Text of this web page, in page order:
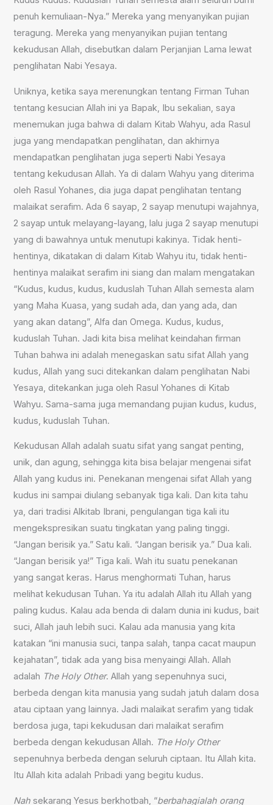
penuh kemuliaan-Nya.” Mereka yang menyanyikan pujian
teragung. Mereka yang menyanyikan pujian tentang
kekudusan Allah, disebutkan dalam Perjanjian Lama lewat
penglihatan Nabi Yesaya.
Uniknya, ketika saya merenungkan tentang Firman Tuhan
tentang kesucian Allah ini ya Bapak, Ibu sekalian, saya
menemukan juga bahwa di dalam Kitab Wahyu, ada Rasul
juga yang mendapatkan penglihatan, dan akhirnya
mendapatkan penglihatan juga seperti Nabi Yesaya
tentang kekudusan Allah. Ya di dalam Wahyu yang diterima
oleh Rasul Yohanes, dia juga dapat penglihatan tentang
malaikat serafim. Ada 6 sayap, 2 sayap menutupi wajahnya,
2 sayap untuk melayang-layang, lalu juga 2 sayap menutupi
yang di bawahnya untuk menutupi kakinya. Tidak henti-
hentinya, dikatakan di dalam Kitab Wahyu itu, tidak henti-
hentinya malaikat serafim ini siang dan malam mengatakan
“Kudus, kudus, kudus, kuduslah Tuhan Allah semesta alam
yang Maha Kuasa, yang sudah ada, dan yang ada, dan
yang akan datang”, Alfa dan Omega. Kudus, kudus,
kuduslah Tuhan. Jadi kita bisa melihat keindahan firman
Tuhan bahwa ini adalah menegaskan satu sifat Allah yang
kudus, Allah yang suci ditekankan dalam penglihatan Nabi
Yesaya, ditekankan juga oleh Rasul Yohanes di Kitab
Wahyu. Sama-sama juga memandang pujian kudus, kudus,
kudus, kuduslah Tuhan.
Kekudusan Allah adalah suatu sifat yang sangat penting,
unik, dan agung, sehingga kita bisa belajar mengenai sifat
Allah yang kudus ini. Penekanan mengenai sifat Allah yang
kudus ini sampai diulang sebanyak tiga kali. Dan kita tahu
ya, dari tradisi Alkitab Ibrani, pengulangan tiga kali itu
mengekspresikan suatu tingkatan yang paling tinggi.
“Jangan berisik ya.” Satu kali. “Jangan berisik ya.” Dua kali.
“Jangan berisik ya!” Tiga kali. Wah itu suatu penekanan
yang sangat keras. Harus menghormati Tuhan, harus
melihat kekudusan Tuhan. Ya itu adalah Allah itu Allah yang
paling kudus. Kalau ada benda di dalam dunia ini kudus, bait
suci, Allah jauh lebih suci. Kalau ada manusia yang kita
katakan “ini manusia suci, tanpa salah, tanpa cacat maupun
kejahatan”, tidak ada yang bisa menyaingi Allah. Allah
adalah The Holy Other. Allah yang sepenuhnya suci,
berbeda dengan kita manusia yang sudah jatuh dalam dosa
atau ciptaan yang lainnya. Jadi malaikat serafim yang tidak
berdosa juga, tapi kekudusan dari malaikat serafim
berbeda dengan kekudusan Allah. The Holy Other
sepenuhnya berbeda dengan seluruh ciptaan. Itu Allah kita.
Itu Allah kita adalah Pribadi yang begitu kudus.
Nah sekarang Yesus berkhotbah, “berbahagialah orang